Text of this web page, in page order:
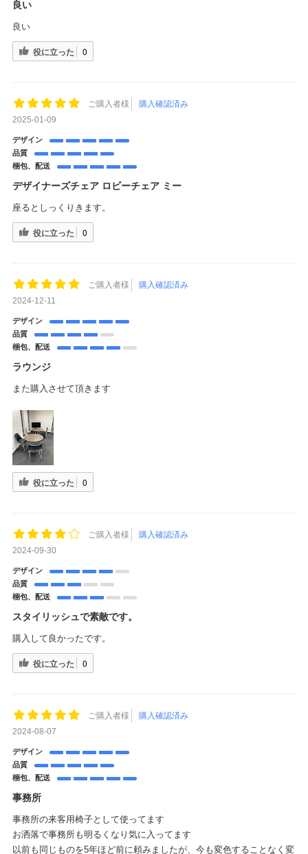
良い
良い
役に立った 0
ご購入者様
購入確認済み
2025-01-09
デザイン
品質
梱包、配送
デザイナーズチェア ロビーチェア ミー
座るとしっくりきます。
役に立った 0
ご購入者様
購入確認済み
2024-12-11
デザイン
品質
梱包、配送
ラウンジ
また購入させて頂きます
役に立った 0
ご購入者様
購入確認済み
2024-09-30
デザイン
品質
梱包、配送
スタイリッシュで素敵です。
購入して良かったです。
役に立った 0
ご購入者様
購入確認済み
2024-08-07
デザイン
品質
梱包、配送
事務所
事務所の来客用椅子として使ってます
お洒落で事務所も明るくなり気に入ってます
以前も同じものを5年ほど前に頼みましたが、今も変色することなく変